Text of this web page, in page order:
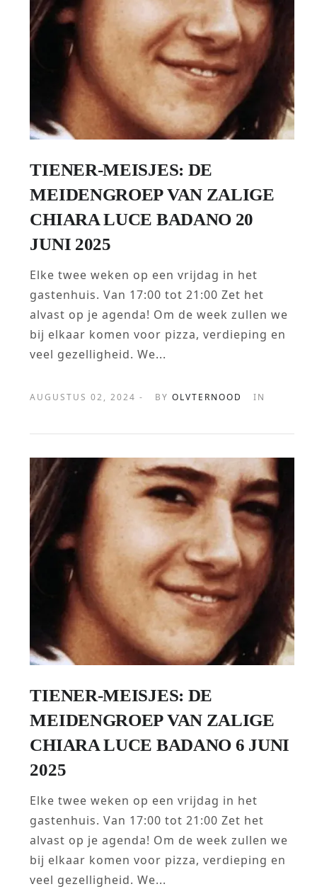
TIENER-MEISJES: DE
MEIDENGROEP VAN ZALIGE
CHIARA LUCE BADANO 20
JUNI 2025
Elke twee weken op een vrijdag in het
gastenhuis. Van 17:00 tot 21:00 Zet het
alvast op je agenda! Om de week zullen we
bij elkaar komen voor pizza, verdieping en
veel gezelligheid. We...
AUGUSTUS 02, 2024 - BYOLVTERNOOD IN
TIENER-MEISJES: DE
MEIDENGROEP VAN ZALIGE
CHIARA LUCE BADANO 6 JUNI
2025
Elke twee weken op een vrijdag in het
gastenhuis. Van 17:00 tot 21:00 Zet het
alvast op je agenda! Om de week zullen we
bij elkaar komen voor pizza, verdieping en
veel gezelligheid. We...